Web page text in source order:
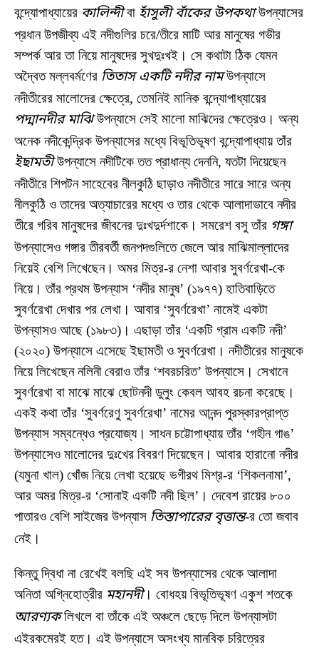
বন্দ্যোপাধ্যায়ের কালিন্দীবা হাঁসুলী বাঁকের উপকথাউপন্যাসের
প্রধান উপজীব্য এই নদীগুলির চরে/তীরে মাটি আর মানুষের গভীর
সম্পর্ক আর তা নিয়ে মানুষদের সুখদুঃখই। সে কথাটা ঠিক যেমন
অদ্বৈত মল্লবর্মণের তিতাস একটি নদীর নামউপন্যাসে
নদীতীরের মালোদের ক্ষেত্রে, তেমনিই মানিক বন্দ্যোপাধ্যায়ের
পদ্মানদীর মাঝিউপন্যাসে সেই মালো মাঝিদের ক্ষেত্রেও। অন্য
অনেক নদীকেন্দ্রিক উপন্যাসের মধ্যে বিভূতিভূষণ বন্দ্যোপাধ্যায় তাঁর
ইছামতীউপন্যাসে নদীটিকে তত প্রাধান্য দেননি, যতটা দিয়েছেন
নদীতীরে শিপটন সাহেবের নীলকুঠি ছাড়াও নদীতীরে সারে সারে অন্য
নীলকুঠি ও তাদের অত্যাচারের মধ্যে ও তার থেকে আলাদাভাবে নদীর
তীরে গরিব মানুষদের জীবনের দুঃখদুর্দশাকে। সমরেশ বসু তাঁর গঙ্গা
উপন্যাসেও গঙ্গার তীরবর্তী জনপদগুলিতে জেলে আর মাঝিমাল্লাদের
নিয়েই বেশি লিখেছেন। অমর মিত্র-র নেশা আবার সুবর্ণরেখা-কে
নিয়ে। তাঁর প্রথম উপন্যাস ‘নদীর মানুষ’ (১৯৭৭) হাতিবাড়িতে
সুবর্ণরেখা দেখার পর লেখা। আবার ‘সুবর্ণরেখা’ নামেই একটা
উপন্যাসও আছে (১৯৮৩)। এছাড়া তাঁর ‘একটি গ্রাম একটি নদী’
(২০২০) উপন্যাসে এসেছে ইছামতী ও সুবর্ণরেখা। নদীতীরের মানুষকে
নিয়ে লিখেছেন নলিনী বেরাও তাঁর ‘শবরচরিত’ উপন্যাসে। সেখানে
সুবর্ণরেখা বা মাঝে মাঝে ছোটনদী ডুলুং কেবল আবহ রচনা করেছে।
একই কথা তাঁর ‘সুবর্ণরেণু সুবর্ণরেখা’ নামের আনন্দ পুরস্কারপ্রাপ্ত
উপন্যাস সম্বন্ধেও প্রযোজ্য। সাধন চট্টোপাধ্যায় তাঁর ‘গহীন গাঙ’
উপন্যাসেও মালোদের দুঃখের বিবরণ দিয়েছেন। আবার হারানো নদীর
(যমুনা খাল) খোঁজ নিয়ে লেখা হয়েছে ভগীরথ মিশ্র-র ‘শিকলনামা’,
আর অমর মিত্র-র ‘সোনাই একটি নদী ছিল’। দেবেশ রায়ের ৮০০
পাতারও বেশি সাইজের উপন্যাস তিস্তাপারের বৃত্তান্ত-র তো জবাব
নেই।
কিন্তু দ্বিধা না রেখেই বলছি এই সব উপন্যাসের থেকে আলাদা
অনিতা অগ্নিহোত্রীর মহানদী। বোধহয় বিভূতিভূষণ একুশ শতকে
আরণ্যকলিখলে বা তাঁকে এই অঞ্চলে ছেড়ে দিলে উপন্যাসটা
এইরকমেরই হত। এই উপন্যাসে অসংখ্য মানবিক চরিত্রের